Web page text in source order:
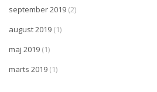
september 2019 (2)
august 2019 (1)
maj 2019 (1)
marts 2019 (1)